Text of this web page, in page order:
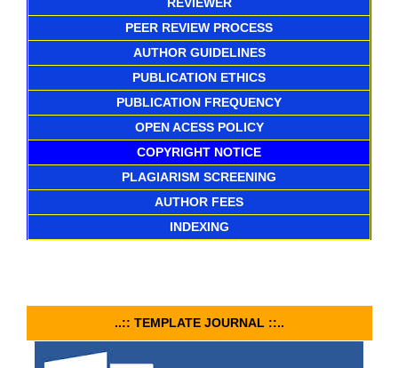
REVIEWER
PEER REVIEW PROCESS
AUTHOR GUIDELINES
PUBLICATION ETHICS
PUBLICATION FREQUENCY
OPEN ACESS POLICY
COPYRIGHT NOTICE
PLAGIARISM SCREENING
AUTHOR FEES
INDEXING
..:: TEMPLATE JOURNAL ::..